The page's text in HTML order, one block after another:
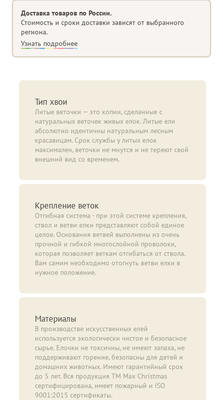
Крепление веток
Отгибная система
Доставка товаров по России.
Стоимость и сроки доставки зависят от выбранного
региона.
Узнать подробнее
Тип хвои
Литые веточки — это копии, сделанные с
натуральных веточек живых елок. Литые ели
абсолютно идентичны натуральным лесным
красавицам. Срок службы у литых елок
максимален, веточки не мнутся и не теряют свой
внешний вид со временем.
Крепление веток
Отгибная система - при этой системе крепления,
ствол и ветви елки представляют собой единое
целое. Основания ветвей выполнены из очень
прочной и гибкой многослойной проволоки,
которая позволяет веткам отгибаться от ствола.
Вам самим необходимо отогнуть ветви елки в
нужное положение.
Материалы
В производстве искусственных елей
используется экологически чистое и безопасное
сырье. Елочки не токсичны, не имеют запаха, не
поддерживают горение, безопасны для детей и
домашних животных. Имеют гарантийный срок
до 5 лет. Вся продукция ТМ Max Christmas
сертифицирована, имеет пожарный и ISO
9001:2015 сертификаты.